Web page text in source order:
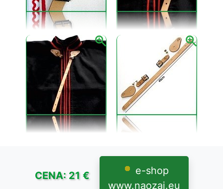
plátna. V súčastnosti sa používa bavlnené plátno.
Ručne vyšívané krojové košeľe
CENA: 21 €
e-shop
www.naozaj.eu